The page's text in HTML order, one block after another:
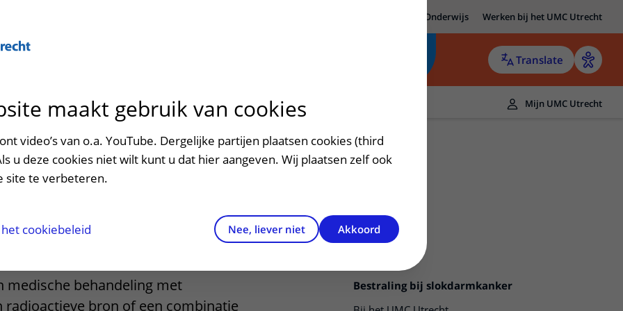
Onderwijs Werken bij het UMC Utrecht
Translate
patiëntportaal
het ziekenhuis
en voorzieningen
en veiligheid
Contact en route
Contactgegevens
Contact met polikliniek
Verwijzers
Teleconsult aanvragen
Zorgverlenersportaal
Mijn UMC Utrecht
bij
Bestraling bij slokdarmkanker
medische behandeling met
radioactieve bron of een combinatie
maakt gebruik van cookies
video’s van o.a. YouTube. Dergelijke partijen plaatsen cookies (third
u deze cookies niet wilt kunt u dat hier aangeven. Wij plaatsen zelf ook
site te verbeteren.
cookiebeleid Nee, liever niet Akkoord